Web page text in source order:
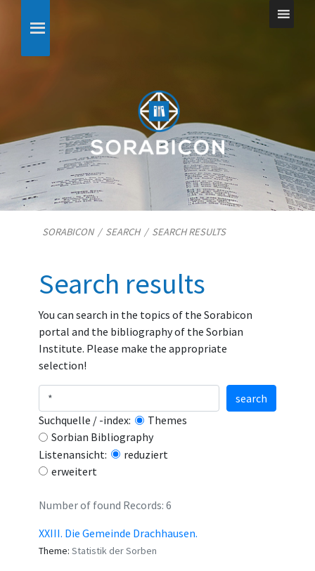
SORABICON/ SEARCH/ SEARCH RESULTS
Search results
You can search in the topics of the Sorabicon
portal and the bibliography of the Sorbian
Institute. Please make the appropriate
selection!
Suchquelle / -index:
Themes
Sorbian Bibliography
Listenansicht:
reduziert
erweitert
search
Number of found Records: 6
XXIII. Die Gemeinde Drachhausen.
Theme: Statistik der Sorben